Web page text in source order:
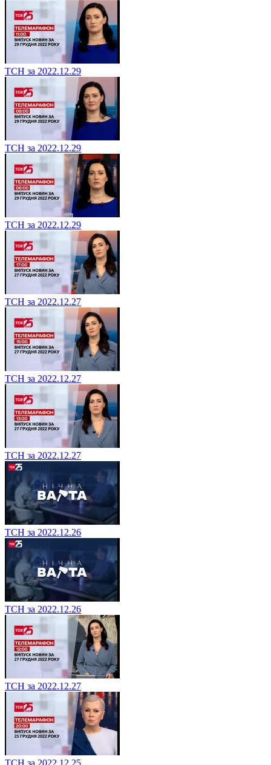
ТСН за 2022.12.29
ТСН за 2022.12.29
ТСН за 2022.12.29
ТСН за 2022.12.27
ТСН за 2022.12.27
ТСН за 2022.12.27
ТСН за 2022.12.26
ТСН за 2022.12.26
ТСН за 2022.12.27
ТСН за 2022.12.25